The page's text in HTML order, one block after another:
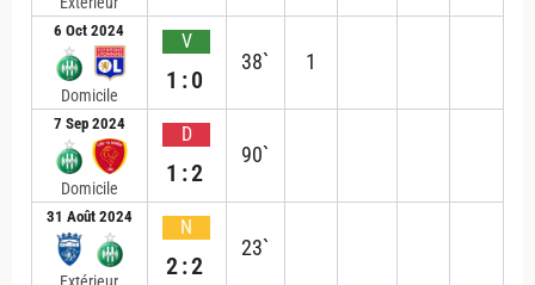
6 Oct 2024
Domicile
V
1:0
38` 1
7 Sep 2024
Domicile
D
1:2
90`
31 Août 2024 N
2:2
23`